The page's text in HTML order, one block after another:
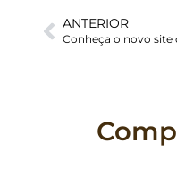
ANTERIOR
Conheça o novo site